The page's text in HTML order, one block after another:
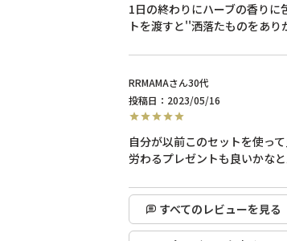
1日の終わりにハーブの香り
トを渡すと''洒落たものをあり
RRMAMA
30代
投稿日
2023/05/16
自分が以前このセットを使っ
労わるプレゼントも良いかな
すべてのレビューを見る